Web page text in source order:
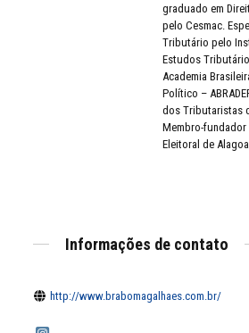
graduado em
pelo Cesmac.
Tributário pelo
Estudos
Academia
Político –
dos Tributaristas
Membro-
Eleitoral de
Informações de contato
http://www.brabomagalhaes.com.br/